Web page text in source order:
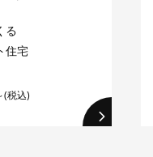
る
住宅
(税込)